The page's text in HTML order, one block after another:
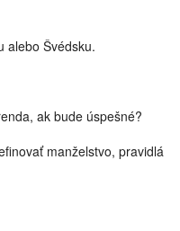
alebo Švédsku.
ak bude úspešné?
manželstvo, pravidlá